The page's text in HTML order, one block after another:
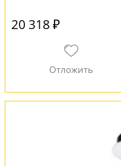
20 318 ₽